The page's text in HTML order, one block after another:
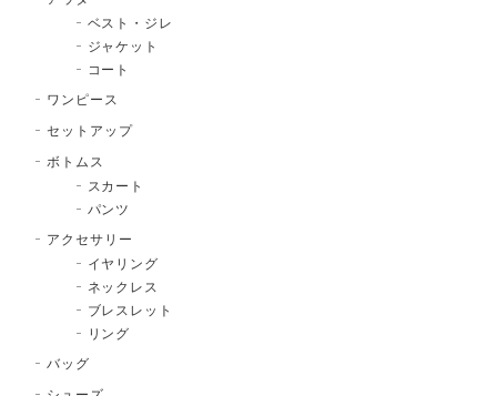
ベスト・ジレ
ジャケット
コート
ワンピース
セットアップ
ボトムス
スカート
パンツ
アクセサリー
イヤリング
ネックレス
ブレスレット
リング
バッグ